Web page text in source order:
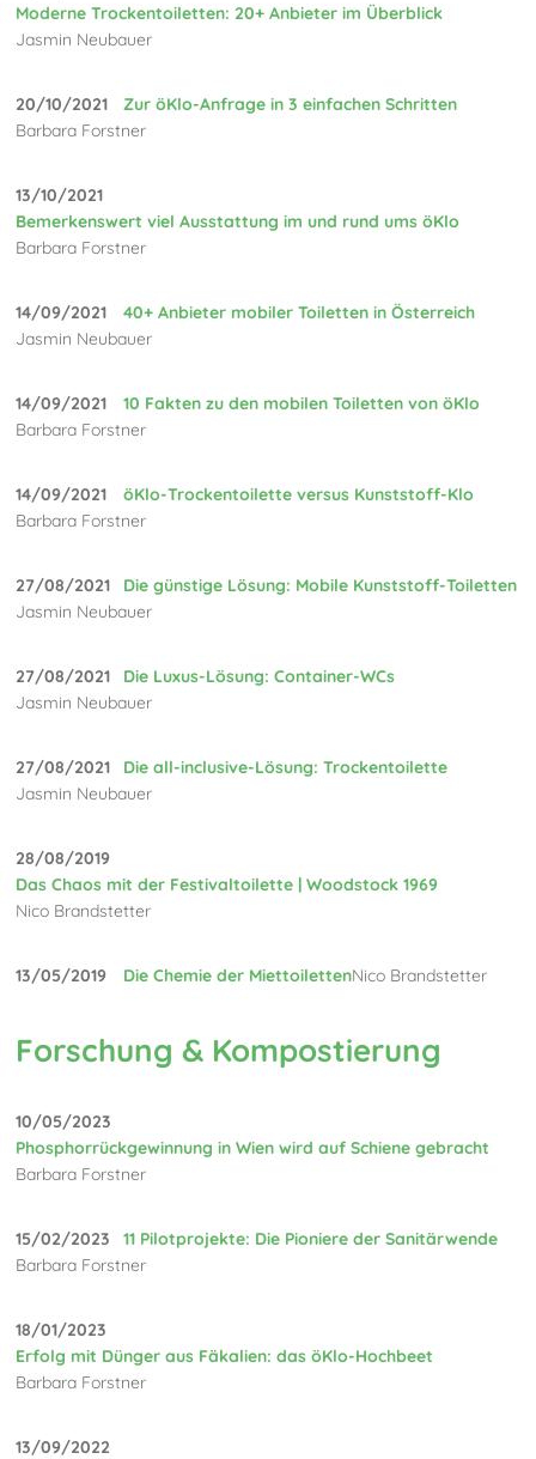
Moderne Trockentoiletten: 20+ Anbieter im Überblick
Jasmin Neubauer
20/10/2021
Zur öKlo-Anfrage in 3 einfachen Schritten
Barbara Forstner
13/10/2021
Bemerkenswert viel Ausstattung im und rund ums öKlo
Barbara Forstner
14/09/2021
40+ Anbieter mobiler Toiletten in Österreich
Jasmin Neubauer
14/09/2021
10 Fakten zu den mobilen Toiletten von öKlo
Barbara Forstner
14/09/2021
öKlo-Trockentoilette versus Kunststoff-Klo
Barbara Forstner
27/08/2021
Die günstige Lösung: Mobile Kunststoff-Toiletten
Jasmin Neubauer
27/08/2021
Die Luxus-Lösung: Container-WCs
Jasmin Neubauer
27/08/2021
Die all-inclusive-Lösung: Trockentoilette
Jasmin Neubauer
28/08/2019
Das Chaos mit der Festivaltoilette | Woodstock 1969
Nico Brandstetter
13/05/2019 Die Chemie der MiettoilettenNico Brandstetter
Forschung & Kompostierung
10/05/2023
Phosphorrückgewinnung in Wien wird auf Schiene gebracht
Barbara Forstner
15/02/2023
11 Pilotprojekte: Die Pioniere der Sanitärwende
Barbara Forstner
18/01/2023
Erfolg mit Dünger aus Fäkalien: das öKlo-Hochbeet
Barbara Forstner
13/09/2022